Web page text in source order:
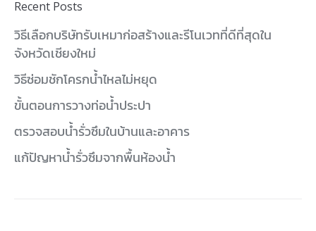
Recent Posts
วิธีเลือกบริษัทรับเหมาก่อสร้างและรีโนเวทที่ดีที่สุดใน
จังหวัดเชียงใหม่
วิธีซ่อมชักโครกน้ำไหลไม่หยุด
ขั้นตอนการวางท่อน้ำประปา
ตรวจสอบน้ำรั่วซึมในบ้านและอาคาร
แก้ปัญหาน้ำรั่วซึมจากพื้นห้องน้ำ